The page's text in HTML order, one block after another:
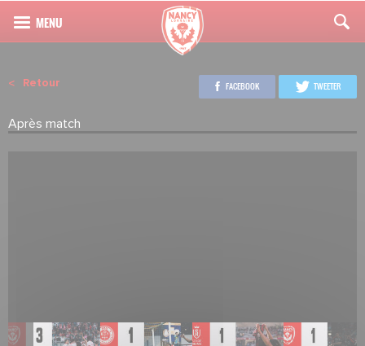
Retour
Après match
FACEBOOK TWEETER